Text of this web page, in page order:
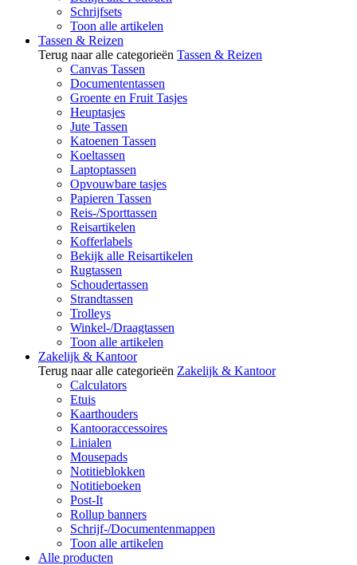
Schrijfsets
Toon alle artikelen
Tassen & Reizen
Terug naar alle categorieën Tassen & Reizen
Canvas Tassen
Documententassen
Groente en Fruit Tasjes
Heuptasjes
Jute Tassen
Katoenen Tassen
Koeltassen
Laptoptassen
Opvouwbare tasjes
Papieren Tassen
Reis-/Sporttassen
Reisartikelen
Kofferlabels
Bekijk alle Reisartikelen
Rugtassen
Schoudertassen
Strandtassen
Trolleys
Winkel-/Draagtassen
Toon alle artikelen
Zakelijk & Kantoor
Terug naar alle categorieën Zakelijk & Kantoor
Calculators
Etuis
Kaarthouders
Kantooraccessoires
Linialen
Mousepads
Notitieblokken
Notitieboeken
Post-It
Rollup banners
Schrijf-/Documentenmappen
Toon alle artikelen
Alle producten